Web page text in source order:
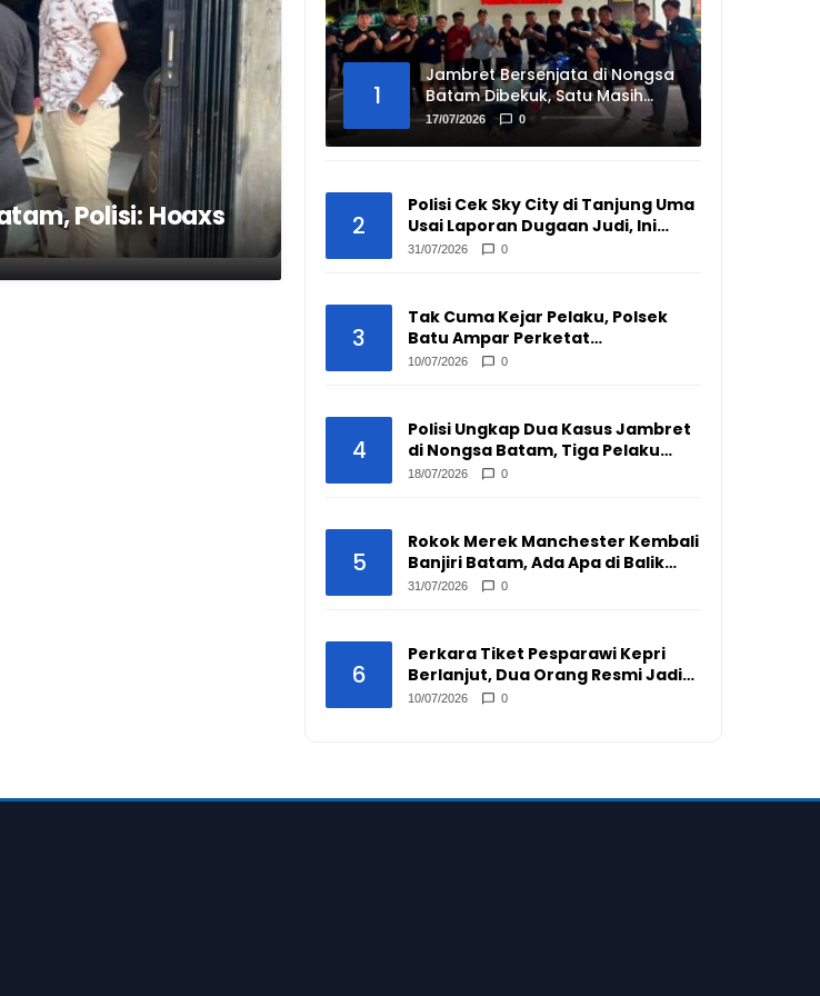
Polisi: Hoaxs
1
Jambret Bersenjata di Nongsa
Batam Dibekuk, Satu Masih
Buron
17/07/2026 0
2
Polisi Cek Sky City di Tanjung Uma
Usai Laporan Dugaan Judi, Ini
Hasilnya
31/07/2026 0
3
Tak Cuma Kejar Pelaku, Polsek
Batu Ampar Perketat
Pengawasan Pengepul Barang
10/07/2026 0
4
Polisi Ungkap Dua Kasus Jambret
di Nongsa Batam, Tiga Pelaku
Disikat
18/07/2026 0
5
Rokok Merek Manchester Kembali
Banjiri Batam, Ada Apa di Balik
Peredarannya?
31/07/2026 0
6
Perkara Tiket Pesparawi Kepri
Berlanjut, Dua Orang Resmi Jadi
Tersangka
10/07/2026 0